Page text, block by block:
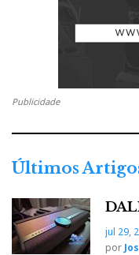
Publicidade
Últimos
jul 29,
por